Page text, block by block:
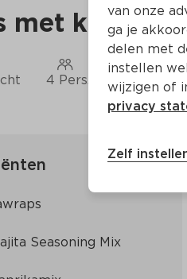
met kipfilet
4 Pers. Ca. 25 Min
van onze
ga je
delen met
instellen
wijzigen of
privacy
Zelf